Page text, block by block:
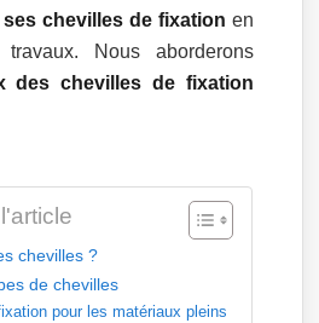
chevilles de fixation en
Nous aborderons
des chevilles de fixation
chevilles ?
de chevilles
pour les matériaux pleins